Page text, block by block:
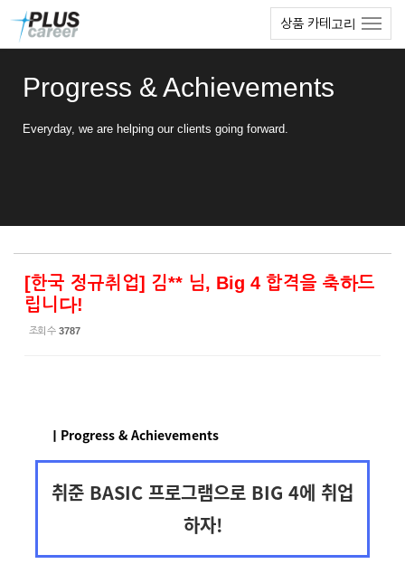
상품 카테고리
Progress & Achievements
Everyday, we are helping our clients going forward.
[한국 정규취업] 김** 님, Big 4 합격을 축하드
립니다!
조회 수 3787
ㅣProgress & Achievements
취준 BASIC 프로그램으로 BIG 4에 취업
하자!